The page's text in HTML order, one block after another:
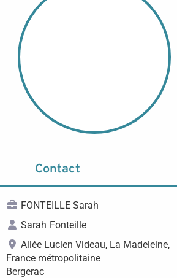
Contact
FONTEILLE Sarah
Sarah Fonteille
Allée Lucien Videau, La Madeleine,
France métropolitaine
Bergerac